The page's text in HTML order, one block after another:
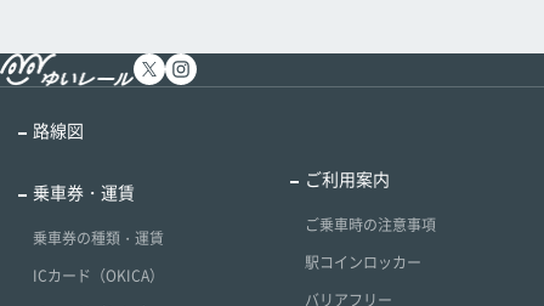
路線図
乗車券・運賃
乗車券の種類・運賃
ICカード（OKICA）
ご利用案内
ご乗車時の注意事項
駅コインロッカー
バリアフリー